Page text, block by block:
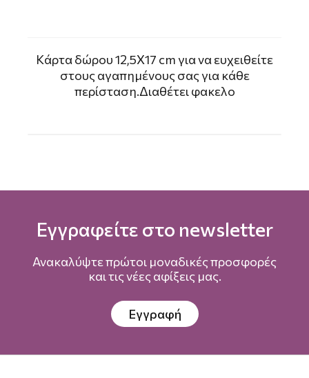
Kάρτα δώρου 12,5Χ17 cm για να ευχειθείτε
στους αγαπημένους σας για κάθε
περίσταση.Διαθέτει φακελο
Εγγραφείτε στο newsletter
Ανακαλύψτε πρώτοι μοναδικές προσφορές
και τις νέες αφίξεις μας.
Εγγραφή